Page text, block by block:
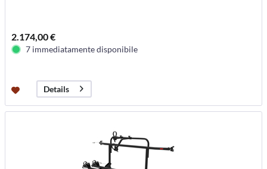
2.174,00 €
7 immediatamente disponibile
Details